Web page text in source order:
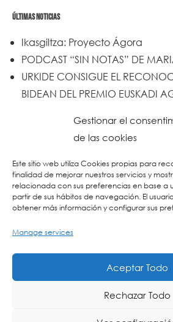
Gestionar el
de las cookies
Este sitio web utiliza Cookies propias para
finalidad de mejorar nuestros servicios y
relacionada con sus preferencias en base a
partir de sus hábitos de navegación. El
obtener más información y configurar sus
Manage services
Aceptar Todo
Rechazar Todo
ÚLTIMAS NOTICIAS
Ikasgiltza: Proyecto Ágora
PODCAST “SIN NOTAS” DE
URKIDE CONSIGUE EL
BIDEAN DEL PREMIO EUSKADI
Urkide en Cadena SER